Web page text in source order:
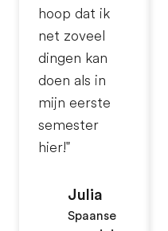
hoop dat ik
net zoveel
dingen kan
doen als in
mijn eerste
semester
hier!"
Julia
Spaanse